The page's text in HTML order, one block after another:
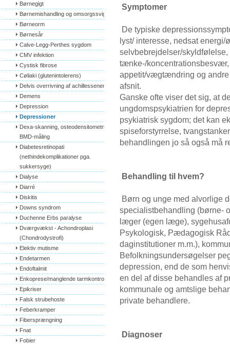
Børnegigt
Børnemishandling og omsorgssvigt
Børneorm
Børnesår
Calve-Legg-Perthes sygdom
CMV infektion
Cystisk fibrose
Cøliaki (glutenintolerens)
Delvis overrivning af achillessenen
Demens
Depression
Depressioner
Dexa-skanning, osteodensitometri,
BMD-måling
Diabetesretinopati
(nethindekomplikationer pga.
sukkersyge)
Dialyse
Diarré
Diskitis
Downs syndrom
Duchenne Erbs paralyse
Dværgvækst - Achondroplasi
(Chondrodystrofi)
Elektiv mutisme
Endetarmen
Endoftalmit
Enkoprese/manglende tarmkontrol
Epikriser
Falsk strubehoste
Feberkramper
Fibersprængning
Fnat
Fobier
Symptomer
De typiske
lyst/ interesse, nedsat
selvbebrejdelser/
tænke-/
appetit/vægtændring og andre
afsnit.
Ganske ofte viser det sig, at
ungdomspsykiatrien for
psykiatrisk sygdom; det kan
spiseforstyrrelse,
behandlingen jo så også må
Behandling til hvem?
Børn og unge med alvorlige
specialistbehandling (børne-
læger (egen læge),
Psykologisk, Pædagogisk
daginstitutioner m.m.),
Befolkningsundersøgelser
depression, end de som
en del af disse behandles af
kommunale og amtslige
private behandlere.
Diagnoser